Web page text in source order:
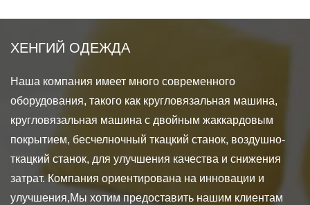
ХЕНГИЙ ОДЕЖДА
Наша компания имеет много современного
оборудования, такого как кругловязальная машина,
кругловязальная машина с двойным жаккардовым
покрытием, бесчелночный ткацкий станок, воздушно-
ткацкий станок, для улучшения качества и снижения
затрат. Компания ориентирована на инновации и
улучшения,Мы хотим предоставить нашим клиентам